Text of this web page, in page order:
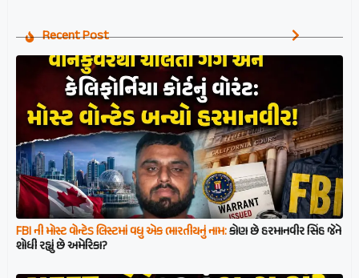
Recent Post
FBI ની મોસ્ટ વોન્ટેડ લિસ્ટમાં વધુ એક ભારતીયનું નામ:કોણ છે હરમાનવીર સિંહ જેને
શોધી રહ્યું છે અમેરિકા?